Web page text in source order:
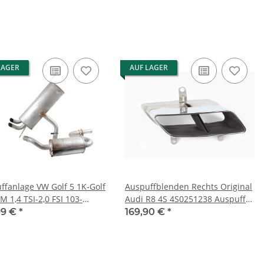
VW Golf 5 1K-Golf
1,4 TSI-2,0 FSI 103-
ab Kat BMY Motor
€ *
AUF LAGER
Auspuffblenden Rechts Original
Audi R8 4S 4S0251238 Auspuff
Blende chromglanz
169,90 € *